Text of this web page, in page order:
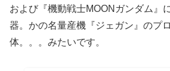
および『機動戦士MOONガンダム』
器。かの名量産機『ジェガン』のプ
体。。。みたいです。